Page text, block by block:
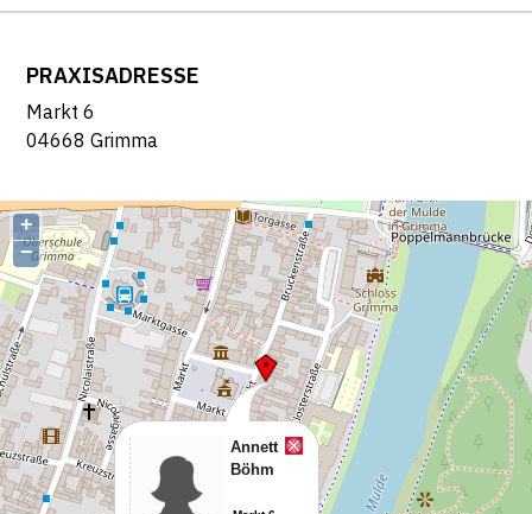
PRAXISADRESSE
Markt 6
04668 Grimma